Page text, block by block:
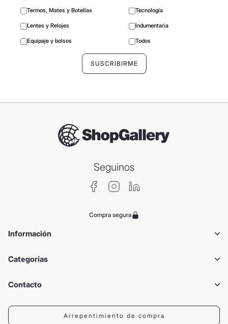
Termos, Mates y Botellas Tecnología
Lentes y Relojes Indumentaria
Equipaje y bolsos Todos
Seguinos
Compra segura
Información
Categorías
Contacto
Arrepentimiento de compra